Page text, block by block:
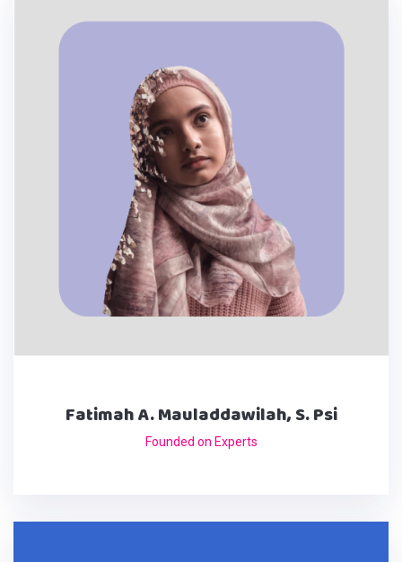
Fatimah A. Mauladdawilah, S. Psi
Founded on Experts